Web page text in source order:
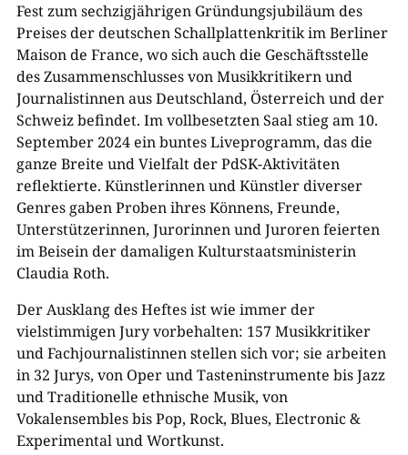
Fest zum sechzigjährigen Gründungsjubiläum des
Preises der deutschen Schallplattenkritik im Berliner
Maison de France, wo sich auch die Geschäftsstelle
des Zusammenschlusses von Musikkritikern und
Journalistinnen aus Deutschland, Österreich und der
Schweiz befindet. Im vollbesetzten Saal stieg am 10.
September 2024 ein buntes Liveprogramm, das die
ganze Breite und Vielfalt der PdSK-Aktivitäten
reflektierte. Künstlerinnen und Künstler diverser
Genres gaben Proben ihres Könnens, Freunde,
Unterstützerinnen, Jurorinnen und Juroren feierten
im Beisein der damaligen Kulturstaatsministerin
Claudia Roth.
Der Ausklang des Heftes ist wie immer der
vielstimmigen Jury vorbehalten: 157 Musikkritiker
und Fachjournalistinnen stellen sich vor; sie arbeiten
in 32 Jurys, von Oper und Tasteninstrumente bis Jazz
und Traditionelle ethnische Musik, von
Vokalensembles bis Pop, Rock, Blues, Electronic &
Experimental und Wortkunst.